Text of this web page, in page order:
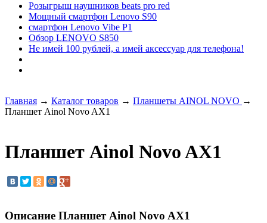
Розыгрыш наушников beats pro red
Мощный смартфон Lenovo S90
смартфон Lenovo Vibe P1
Обзор LENOVO S850
Не имей 100 рублей, а имей аксессуар для телефона!
Главная → Каталог товаров → Планшеты AINOL NOVO →
Планшет Ainol Novo AX1
Планшет Ainol Novo AX1
Описание Планшет Ainol Novo AX1